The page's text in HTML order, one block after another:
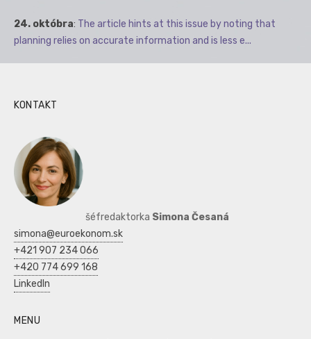
24. októbra: The article hints at this issue by noting that
planning relies on accurate information and is less e...
KONTAKT
šéfredaktorka Simona Česaná
simona@euroekonom.sk
+421 907 234 066
+420 774 699 168
LinkedIn
MENU